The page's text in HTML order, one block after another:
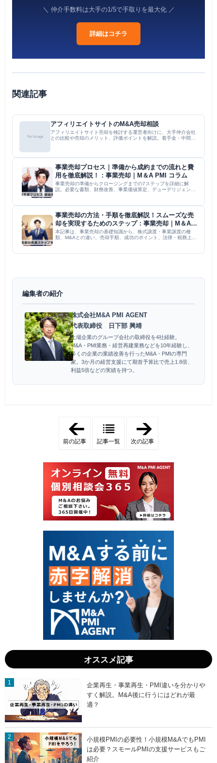
＼ 仲介手数料は大手の1/5で手取りを最大化 ／
詳細はコチラ
関連記事
No Image
アフィリエイトサイトのM&A売却相談
アフィリエイトサイト売却を検討する運営者向けに、大手仲介会社
との比較や売却のメリット、評価ポイントを解説。着手金・中間金
事業売却プロセス｜準備から成約までの流れと費
用を徹底解説！：事業売却｜M＆A PMI コラム
事業売却の準備からクロージングまでの7ステップを詳細に解
説。必要な書類、財務改善、事業価値算定、デューデリジェン
の実務的な知...
事業売却の方法・手順を徹底解説！スムーズな売
却を実現するためのステップ：事業売却｜M＆A
PMI コラム
本記事は、事業売却の基礎知識から、株式譲渡・事業譲渡の種
類、M&Aとの違い、売却手順、成功のポイント、法律・税務上の
べきこと...
編集者の紹介
株式会社M&A PMI AGENT
代表取締役 日下部 興靖
上場企業のグループ会社の取締役を4社経験。
M&A・PMI業務・経営再建業務などを10年経験し、
多くの企業の業績改善を行ったM&A・PMIの専門
家。3か月の経営支援にて期首予算比で売上1.8倍、
利益5倍などの実績を持つ。
イ
ト
サ
イ
ト
売
の
流
れ
資
産
価
値
を
最
大
化
す
る
E
X
I
T
」
前の記事 記事一覧
イ
売
却
で
失
敗
な
い
！
相
場
と
高
値
譲
渡
」
次の記事
オススメ記事
企業再生・事業再生・PMI違いを分かりや
すく解説。M&A後に行うにはどれが最
適？
小規模PMIの必要性！小規模M&AでもPMI
は必要？スモールPMIの支援サービスもご
紹介